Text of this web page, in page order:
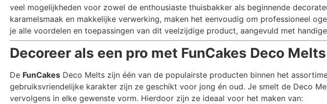
veel mogelijkheden voor zowel de enthousiaste thuisbakker als beginnende
karamelsmaak en makkelijke verwerking, maken het eenvoudig om professioneel
je alle voordelen en toepassingen van dit veelzijdige product, aangevuld met
Decoreer als een pro met FunCakes Deco
De FunCakes Deco Melts zijn één van de populairste producten binnen het
gebruiksvriendelijke karakter zijn ze geschikt voor jong én oud. Je smelt de Deco
vervolgens in elke gewenste vorm. Hierdoor zijn ze ideaal voor het maken van: